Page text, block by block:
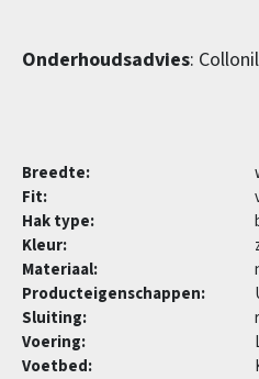
Onderhoudsadvies:
Breedte:
Fit:
Hak type:
Kleur:
Materiaal:
Producteigenschappen:
Sluiting:
Voering:
Voetbed: